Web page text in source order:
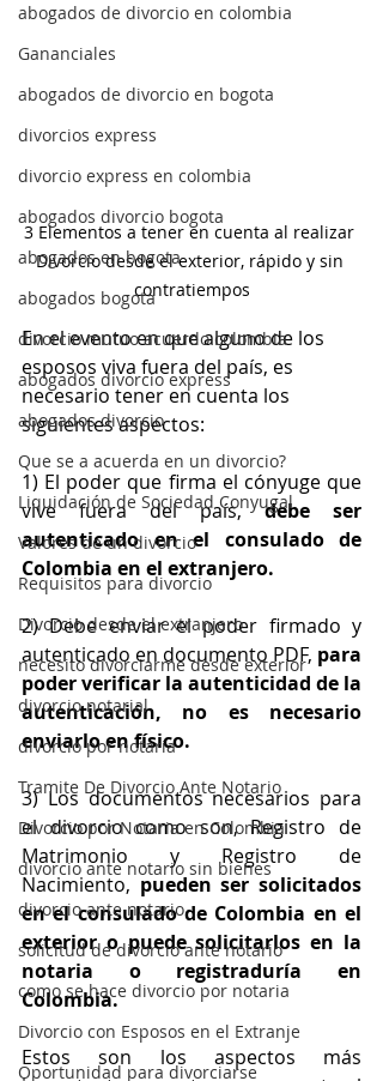
abogados de divorcio en colombia
Gananciales
abogados de divorcio en bogota
divorcios express
divorcio express en colombia
abogados divorcio bogota
abogados en bogota
abogados bogota
divorcio mutuo acuerdo colombia
abogados divorcio express
abogados divorcio
Que se a acuerda en un divorcio?
Liquidación de Sociedad Conyugal
Valores de un divorcio
Requisitos para divorcio
Divorcio desde el extranjero
necesito divorciarme desde exterior
divorcio notarial
divorcio por notaria
Tramite De Divorcio Ante Notario
Divorcio por Notaria en Colombia
divorcio ante notario sin bienes
divorcio ante notario
solicitud de divorcio ante notario
como se hace divorcio por notaria
Divorcio con Esposos en el Extranje
Oportunidad para divorciarse
3 Elementos a tener en cuenta al realizar
Divorcio desde el exterior, rápido y sin
contratiempos
En el evento en que alguno de los
esposos viva fuera del país, es
necesario tener en cuenta los
siguientes aspectos:
1) El poder que firma el cónyuge que
vive fuera del país, debe ser
autenticado en el consulado de
Colombia en el extranjero.
2) Debe enviar el poder firmado y
autenticado en documento PDF, para
poder verificar la autenticidad de la
autenticación, no es necesario
enviarlo en físico.
3) Los documentos necesarios para
el divorcio como son, Registro de
Matrimonio y Registro de
Nacimiento, pueden ser solicitados
en el consulado de Colombia en el
exterior o puede solicitarlos en la
notaria o registraduría en
Colombia.
Estos son los aspectos más